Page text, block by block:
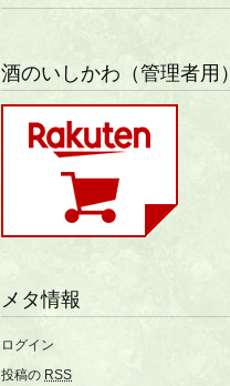
酒のいしかわ（管理者用）
メタ情報
ログイン
投稿の RSS